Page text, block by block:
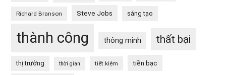
Richard Branson Steve Jobs sáng tạo
thành công thông minh thất bại
thị trường thời gian tiết kiệm tiền bạc